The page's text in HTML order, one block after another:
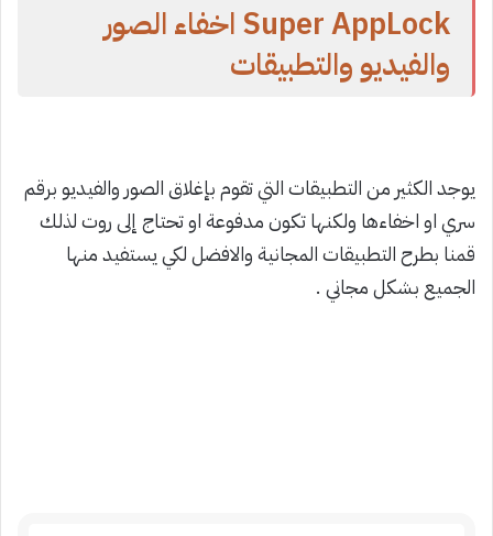
Super AppLock اخفاء الصور
والفيديو والتطبيقات
يوجد الكثير من التطبيقات التي تقوم بإغلاق الصور والفيديو برقم
سري او اخفاءها ولكنها تكون مدفوعة او تحتاج إلى روت لذلك
قمنا بطرح التطبيقات المجانية والافضل لكي يستفيد منها
الجميع بشكل مجاني .